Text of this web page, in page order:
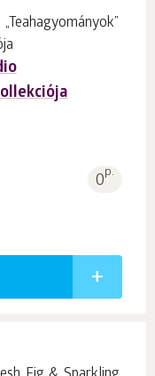
0p.